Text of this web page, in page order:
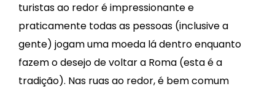
turistas ao redor é impressionante e
praticamente todas as pessoas (inclusive a
gente) jogam uma moeda lá dentro enquanto
fazem o desejo de voltar a Roma (esta é a
tradição). Nas ruas ao redor, é bem comum